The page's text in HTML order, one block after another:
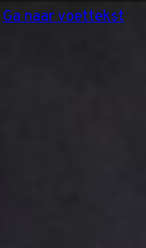
Ga naar voettekst